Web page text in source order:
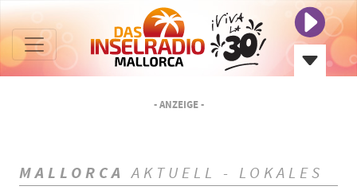
- ANZEIGE -
MALLORCA AKTUELL - LOKALES